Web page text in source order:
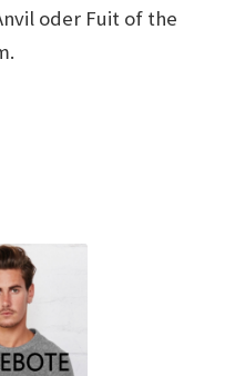
– Firmenlogo
/
/
oder Fuit of the